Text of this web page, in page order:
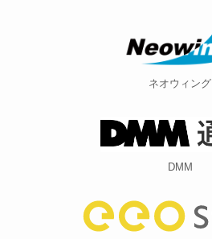
ネオウィング
DMM